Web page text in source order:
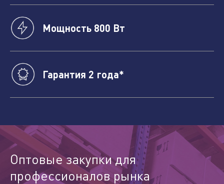
Мощность 800 Вт
Гарантия 2 года*
Оптовые закупки для
профессионалов рынка